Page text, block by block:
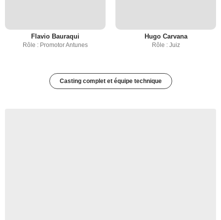
Flavio Bauraqui
Rôle : Promotor Antunes
Hugo Carvana
Rôle : Juiz
Casting complet et équipe technique